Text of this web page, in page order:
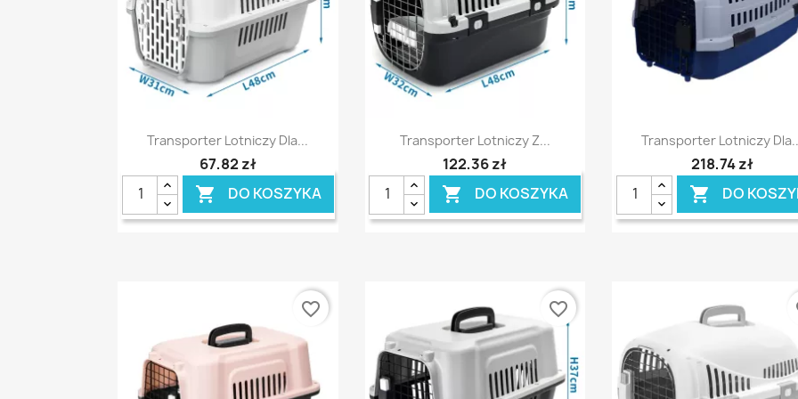
Szybki podgląd
Transporter Lotniczy Dla...
67,82 zł
 DO KOSZYKA
Szybki podgląd
Transporter Lotniczy Z...
122,36 zł
 DO KOSZYKA
Szybki podgląd
Transporter Lotniczy
218,74 zł
 DO
favorite_border favorite_border